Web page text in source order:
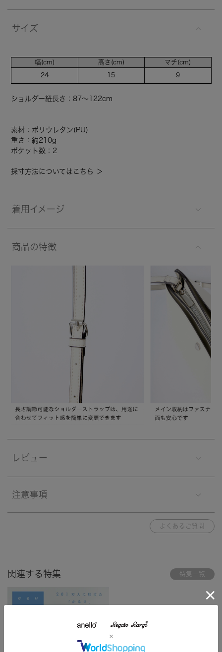
サイズ
幅(cm)
24
高さ(cm)
15
マチ(cm)
9
ショルダー紐長さ：87～122cm
素材：ポリウレタン(PU)
重さ：約210g
ポケット数：2
採寸方法についてはこちら ＞
着用イメージ
商品の特徴
レビュー
注意事項
よくあるご質問
関連する特集 特集一覧